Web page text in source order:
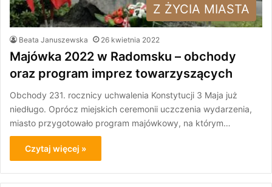
Z ŻYCIA MIASTA
Beata Januszewska 26 kwietnia 2022
Majówka 2022 w Radomsku – obchody
oraz program imprez towarzyszących
Obchody 231. rocznicy uchwalenia Konstytucji 3 Maja już
niedługo. Oprócz miejskich ceremonii uczczenia wydarzenia,
miasto przygotowało program majówkowy, na którym…
Czytaj więcej »